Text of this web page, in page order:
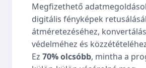
Megfizethető
digitális fényképek
átméretezéséhez,
védelméhez és
Ez 70% olcsóbb, mintha a